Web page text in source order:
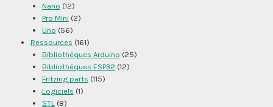
Nano (12)
Pro Mini(2)
Uno (56)
Ressources (161)
Bibliothèques Arduino (25)
Bibliothèques ESP32 (12)
Fritzing parts (115)
Logiciels (1)
STL(8)